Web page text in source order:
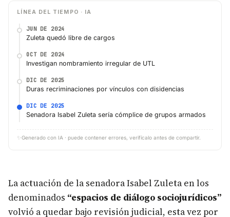
LÍNEA DEL TIEMPO · IA
JUN DE 2024
Zuleta quedó libre de cargos
OCT DE 2024
Investigan nombramiento irregular de UTL
DIC DE 2025
Duras recriminaciones por vínculos con disidencias
DIC DE 2025
Senadora Isabel Zuleta sería cómplice de grupos armados
✨ Generado con IA · puede contener errores, verifícalo antes de compartir.
La actuación de la senadora Isabel Zuleta en los
denominados “espacios de diálogo sociojurídicos”
volvió a quedar bajo revisión judicial, esta vez por